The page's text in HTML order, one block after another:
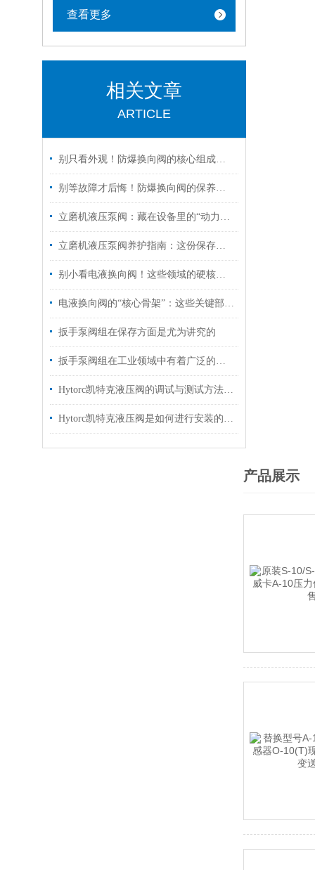
查看更多
相关文章
ARTICLE
别只看外观！防爆换向阀的核心组成部分，才是安全关键
别等故障才后悔！防爆换向阀的保养诀窍，早知道少踩坑
立磨机液压泵阀：藏在设备里的“动力心脏”，核心功能全拆解
立磨机液压泵阀养护指南：这份保存秘诀，让核心部件“历久弥新”！
别小看电液换向阀！这些领域的硬核应用，远超你的想象
电液换向阀的“核心骨架”：这些关键部件，决定设备运行效率！
扳手泵阀组在保存方面是尤为讲究的
扳手泵阀组在工业领域中有着广泛的作用
Hytorc凯特克液压阀的调试与测试方法具体如下
Hytorc凯特克液压阀是如何进行安装的？你可知晓？
产品展示